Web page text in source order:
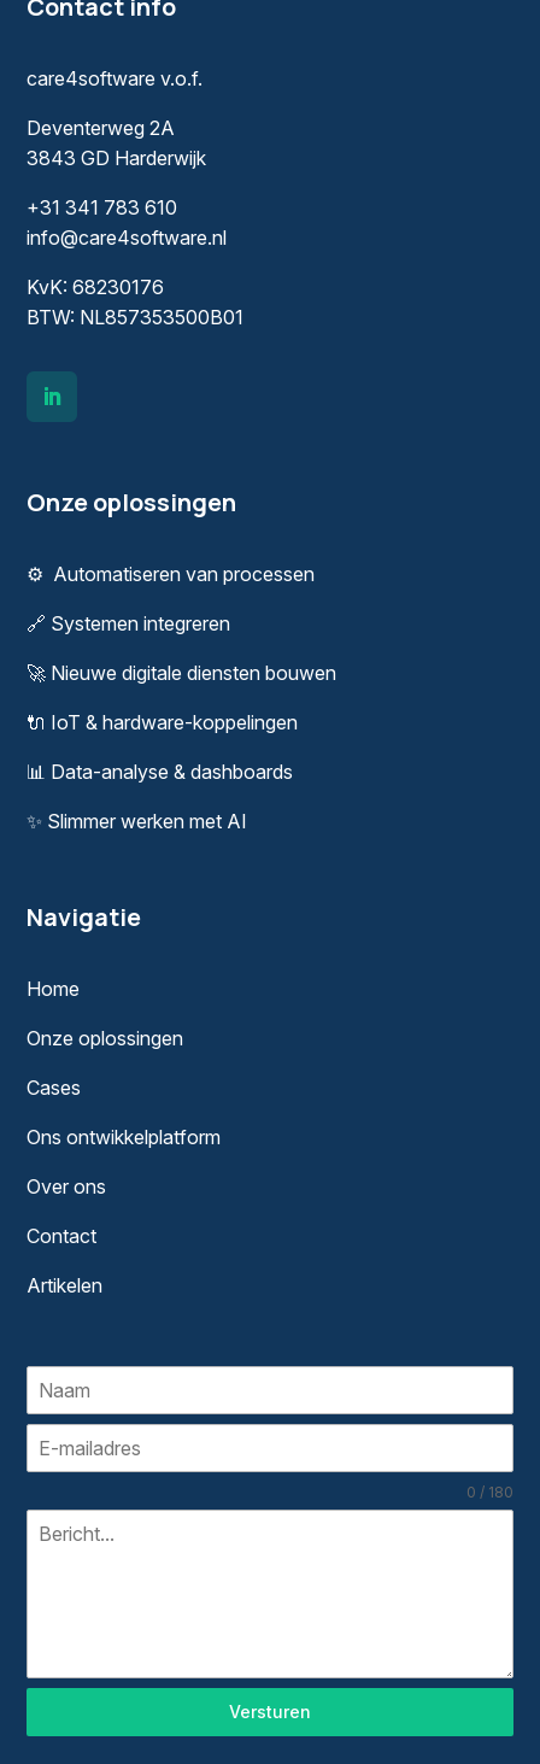
care4software v.o.f.
Deventerweg 2A
3843 GD Harderwijk
+31 341 783 610
info@care4software.nl
KvK: 68230176
BTW: NL857353500B01
Onze oplossingen
⚙️ Automatiseren van processen
🔗 Systemen integreren
🚀 Nieuwe digitale diensten bouwen
🔌 IoT & hardware-koppelingen
📊 Data-analyse & dashboards
✨ Slimmer werken met AI
Navigatie
Home
Onze oplossingen
Cases
Ons ontwikkelplatform
Over ons
Contact
Artikelen
0 / 180
Versturen